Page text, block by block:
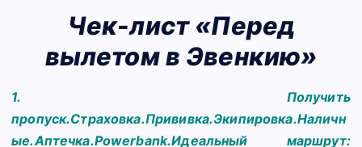
Чек-лист «Перед
вылетом в Эвенкию»
1. Получить
пропуск.Страховка.Прививка.Экипировка.Наличн
ые.Аптечка.Powerbank.Идеальный маршрут: